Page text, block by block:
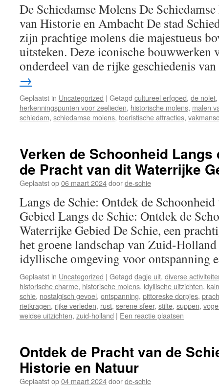
De Schiedamse Molens De
van Historie en Ambacht De stad
zijn prachtige molens die majestueus
uitsteken. Deze iconische bouwwerken
onderdeel van de rijke geschiedenis
→
Geplaatst in Uncategorized | Getagd cultureel erfgoed, de nolet,
herkenningspunten voor zeelieden, historische molens, malen
schiedam, schiedamse molens, toeristische attracties,
Verken de Schoonheid Langs
de Pracht van dit Waterrijke
Geplaatst op06 maart 2024doorde-schie
Langs de Schie: Ontdek de
Gebied Langs de Schie: Ontdek de
Waterrijke Gebied De Schie, een
het groene landschap van Zuid-
idyllische omgeving voor
Geplaatst in Uncategorized | Getagd dagje uit, diverse
historische charme, historische molens, idyllische uitzichten,
schie, nostalgisch gevoel, ontspanning, pittoreske dorpjes,
rietkragen, rijke verleden, rust, serene sfeer, stilte, suppen,
weidse uitzichten, zuid-holland | Een reactie plaatsen
Ontdek de Pracht van de
Historie en Natuur
Geplaatst op04 maart 2024doorde-schie